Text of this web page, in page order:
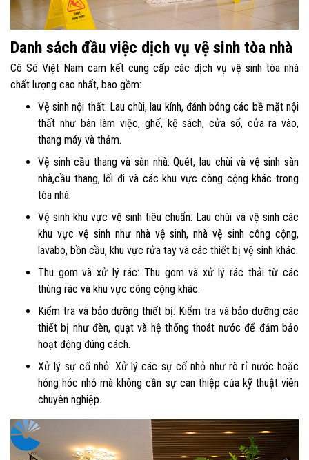
Danh sách đầu việc dịch vụ vệ sinh tòa nhà
Cô Sô Việt Nam cam kết cung cấp các dịch vụ vệ sinh tòa nhà
chất lượng cao nhất, bao gồm:
Vệ sinh nội thất: Lau chùi, lau kính, đánh bóng các bề mặt nội
thất như bàn làm việc, ghế, kệ sách, cửa sổ, cửa ra vào,
thang máy và thảm.
Vệ sinh cầu thang và sàn nhà: Quét, lau chùi và vệ sinh sàn
nhà,cầu thang, lối đi và các khu vực công cộng khác trong
tòa nhà.
Vệ sinh khu vực vệ sinh tiêu chuẩn: Lau chùi và vệ sinh các
khu vực vệ sinh như nhà vệ sinh, nhà vệ sinh công cộng,
lavabo, bồn cầu, khu vực rửa tay và các thiết bị vệ sinh khác.
Thu gom và xử lý rác: Thu gom và xử lý rác thải từ các
thùng rác và khu vực công cộng khác.
Kiểm tra và bảo dưỡng thiết bị: Kiểm tra và bảo dưỡng các
thiết bị như đèn, quạt và hệ thống thoát nước để đảm bảo
hoạt động đúng cách.
Xử lý sự cố nhỏ: Xử lý các sự cố nhỏ như rò rỉ nước hoặc
hỏng hóc nhỏ mà không cần sự can thiệp của kỹ thuật viên
chuyên nghiệp.